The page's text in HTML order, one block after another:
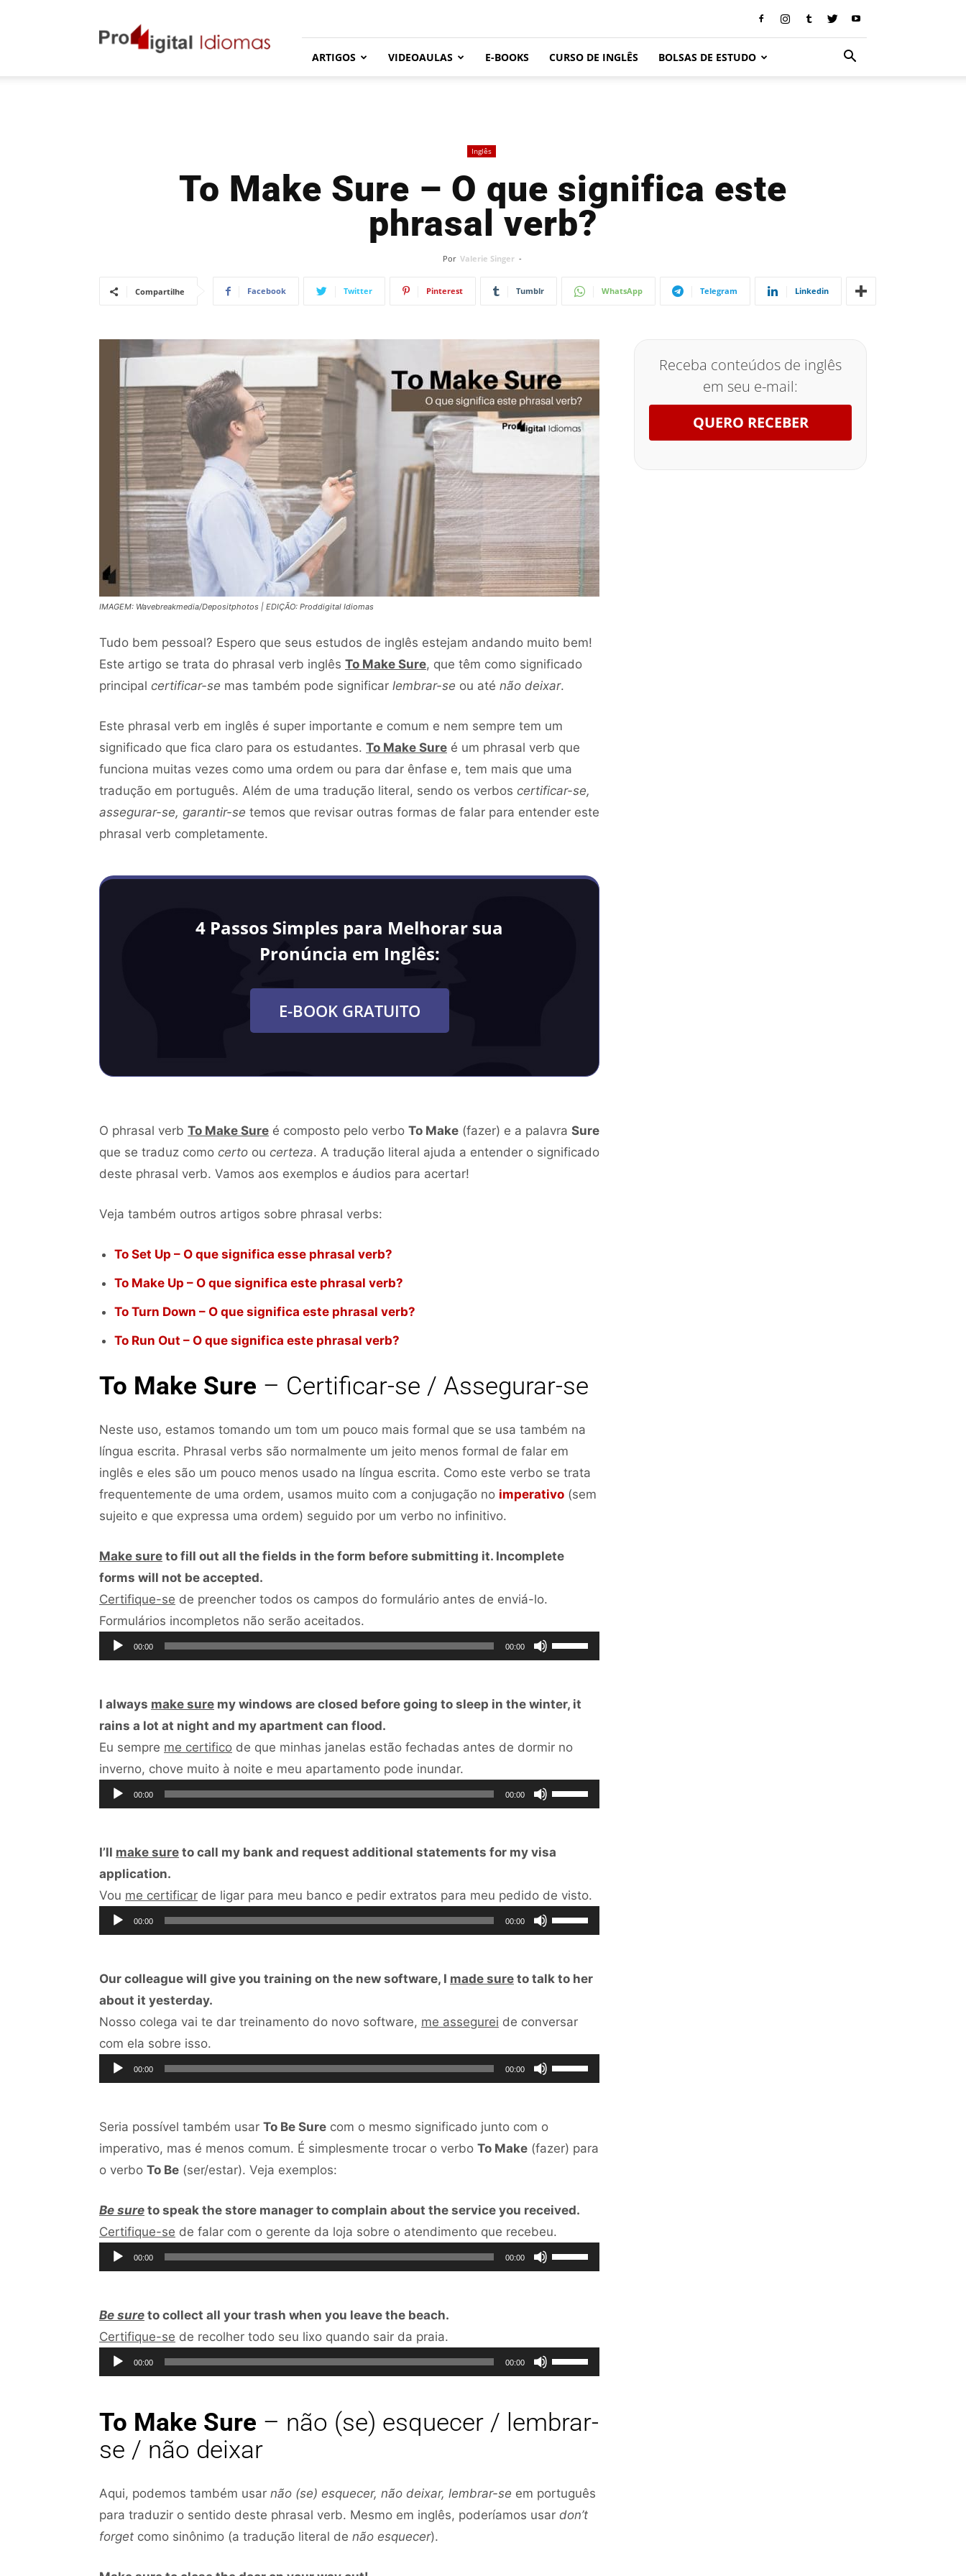
ARTIGOS VIDEOAULAS E-BOOKS CURSO DE INGLÊS BOLSAS DE ESTUDO
Inglês
To Make Sure – O que significa este
phrasal verb?
Por Valerie Singer -
Compartilhe Facebook Twitter Pinterest Tumblr WhatsApp Telegram Linkedin
IMAGEM: Wavebreakmedia/Depositphotos | EDIÇÃO: Proddigital Idiomas
Tudo bem pessoal? Espero que seus estudos de inglês estejam andando muito bem!
Este artigo se trata do phrasal verb inglês To Make Sure, que têm como significado
principal certificar-se mas também pode significar lembrar-se ou até não deixar.
Este phrasal verb em inglês é super importante e comum e nem sempre tem um
significado que fica claro para os estudantes. To Make Sure é um phrasal verb que
funciona muitas vezes como uma ordem ou para dar ênfase e, tem mais que uma
tradução em português. Além de uma tradução literal, sendo os verbos certificar-se,
assegurar-se, garantir-se temos que revisar outras formas de falar para entender este
phrasal verb completamente.
4 Passos Simples para Melhorar sua
Pronúncia em Inglês:
E-BOOK GRATUITO
O phrasal verb To Make Sure é composto pelo verbo To Make (fazer) e a palavra Sure
que se traduz como certo ou certeza. A tradução literal ajuda a entender o significado
deste phrasal verb. Vamos aos exemplos e áudios para acertar!
Veja também outros artigos sobre phrasal verbs:
To Set Up – O que significa esse phrasal verb?
To Make Up – O que significa este phrasal verb?
To Turn Down – O que significa este phrasal verb?
To Run Out – O que significa este phrasal verb?
To Make Sure – Certificar-se / Assegurar-se
Neste uso, estamos tomando um tom um pouco mais formal que se usa também na
língua escrita. Phrasal verbs são normalmente um jeito menos formal de falar em
inglês e eles são um pouco menos usado na língua escrita. Como este verbo se trata
frequentemente de uma ordem, usamos muito com a conjugação no imperativo (sem
sujeito e que expressa uma ordem) seguido por um verbo no infinitivo.
Make sure to fill out all the fields in the form before submitting it. Incomplete
forms will not be accepted.
Certifique-se de preencher todos os campos do formulário antes de enviá-lo.
Formulários incompletos não serão aceitados.
de
áudio
00:00 00:00
Use
as
para
ou
baixo
ou
o
volume.
I always make sure my windows are closed before going to sleep in the winter, it
rains a lot at night and my apartment can flood.
Eu sempre me certifico de que minhas janelas estão fechadas antes de dormir no
inverno, chove muito à noite e meu apartamento pode inundar.
de
áudio
00:00 00:00
Use
as
para
ou
para
aumentar
diminuir
volume.
I’ll make sure to call my bank and request additional statements for my visa
application.
Vou me certificar de ligar para meu banco e pedir extratos para meu pedido de visto.
áudio
00:00 00:00
Use
as
para
ou
baixo
diminuir
Our colleague will give you training on the new software, I made sure to talk to her
about it yesterday.
Nosso colega vai te dar treinamento do novo software, me assegurei de conversar
com ela sobre isso.
de
áudio
00:00 00:00
Use
as
cima
baixo
para
aumentar
volume.
Seria possível também usar To Be Sure com o mesmo significado junto com o
imperativo, mas é menos comum. É simplesmente trocar o verbo To Make (fazer) para
o verbo To Be (ser/estar). Veja exemplos:
Be sure to speak the store manager to complain about the service you received.
Certifique-se de falar com o gerente da loja sobre o atendimento que recebeu.
de
áudio
00:00 00:00
Use
as
ou
para
diminuir
o
Be sure to collect all your trash when you leave the beach.
Certifique-se de recolher todo seu lixo quando sair da praia.
de
áudio
00:00 00:00
Use
as
para
para
baixo
To Make Sure – não (se) esquecer / lembrar-
se / não deixar
Aqui, podemos também usar não (se) esquecer, não deixar, lembrar-se em português
para traduzir o sentido deste phrasal verb. Mesmo em inglês, poderíamos usar don’t
forget como sinônimo (a tradução literal de não esquecer).
Receba conteúdos de inglês
em seu e-mail:
QUERO RECEBER